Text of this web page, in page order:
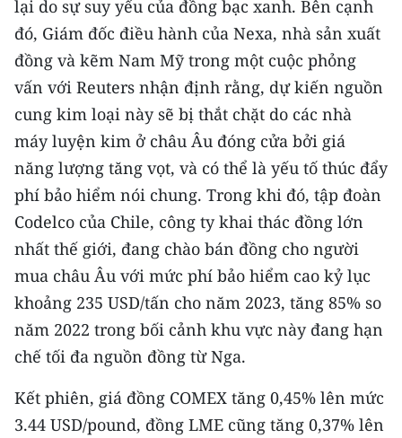
lại do sự suy yếu của đồng bạc xanh. Bên cạnh
đó, Giám đốc điều hành của Nexa, nhà sản xuất
đồng và kẽm Nam Mỹ trong một cuộc phỏng
vấn với Reuters nhận định rằng, dự kiến ​​nguồn
cung kim loại này sẽ bị thắt chặt do các nhà
máy luyện kim ở châu Âu đóng cửa bởi giá
năng lượng tăng vọt, và có thể là yếu tố thúc đẩy
phí bảo hiểm nói chung. Trong khi đó, tập đoàn
Codelco của Chile, công ty khai thác đồng lớn
nhất thế giới, đang chào bán đồng cho người
mua châu Âu với mức phí bảo hiểm cao kỷ lục
khoảng 235 USD/tấn cho năm 2023, tăng 85% so
năm 2022 trong bối cảnh khu vực này đang hạn
chế tối đa nguồn đồng từ Nga.
Kết phiên, giá đồng COMEX tăng 0,45% lên mức
3.44 USD/pound, đồng LME cũng tăng 0,37% lên